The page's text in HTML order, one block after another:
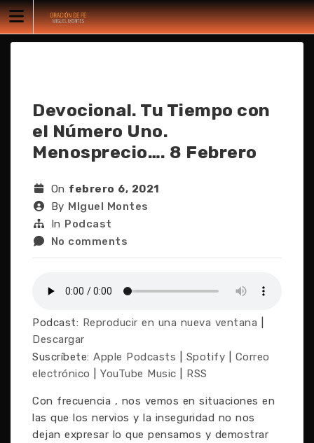
Skip
to
content
Devocional. Tu Tiempo con
el Número Uno.
Menosprecio…. 8 Febrero
On febrero 6, 2021
By MIguel Montes
In Podcast
No comments
Podcast: Reproducir en una nueva ventana
Descargar
Suscríbete: Apple Podcasts Spotify
Correo
electrónico
YouTube Music RSS
Con frecuencia , nos vemos en situaciones en
las que los nervios y la inseguridad no nos
dejan expresar lo que pensamos y demostrar